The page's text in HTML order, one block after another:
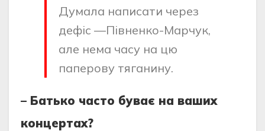
Думала написати через
дефіс —Півненко-Марчук,
але нема часу на цю
паперову тяганину.
– Батько часто буває на ваших
концертах?